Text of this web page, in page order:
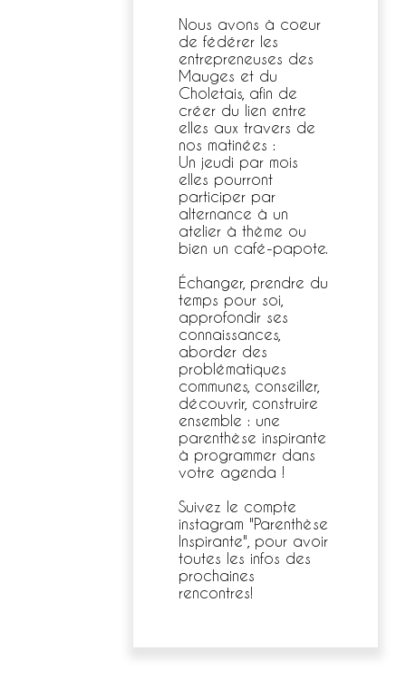
Nous avons à coeur
de fédérer les
entrepreneuses des
Mauges et du
Choletais, afin de
créer du lien entre
elles aux travers de
nos matinées :
Un jeudi par mois
elles pourront
participer par
alternance à un
atelier à thème ou
bien un café-papote.
Échanger, prendre du
temps pour soi,
approfondir ses
connaissances,
aborder des
problématiques
communes, conseiller,
découvrir, construire
ensemble : une
parenthèse inspirante
à programmer dans
votre agenda !
Suivez le compte
instagram "Parenthèse
Inspirante", pour avoir
toutes les infos des
prochaines
rencontres!